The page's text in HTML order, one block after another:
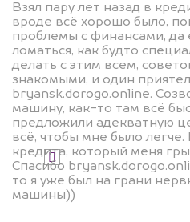
Взял пару лет назад в
вроде всё хорошо было,
проблемы с финансами,
ломаться, как будто
делать с этим всем,
знакомыми, и один
bryansk.dorogo.online.
машину, как-то там всё
предложили адекватную
всё, чтобы мне было легче.
кредита, который меня
Спасибо
то я уже был на грани
машины))
Узнать
Я даю согласие
персональных
политикой